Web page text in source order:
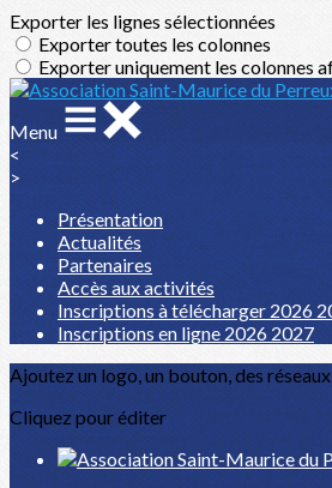
Exporter les lignes sélectionnées
Exporter toutes les colonnes
Exporter uniquement les colonnes
Menu
<
>
Présentation
Actualités
Partenaires
Accès aux activités
Inscriptions à télécharger 2026
Inscriptions en ligne 2026 2027
Ajoutez un logo, un bouton, des
Cliquez pour éditer